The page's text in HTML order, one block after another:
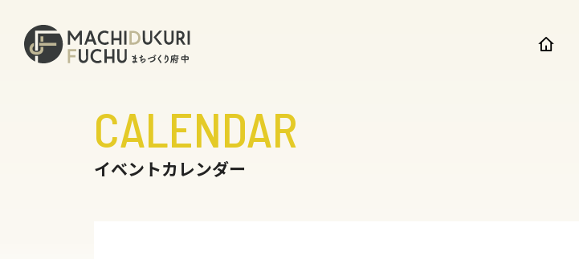
CALENDAR
イベントカレンダー